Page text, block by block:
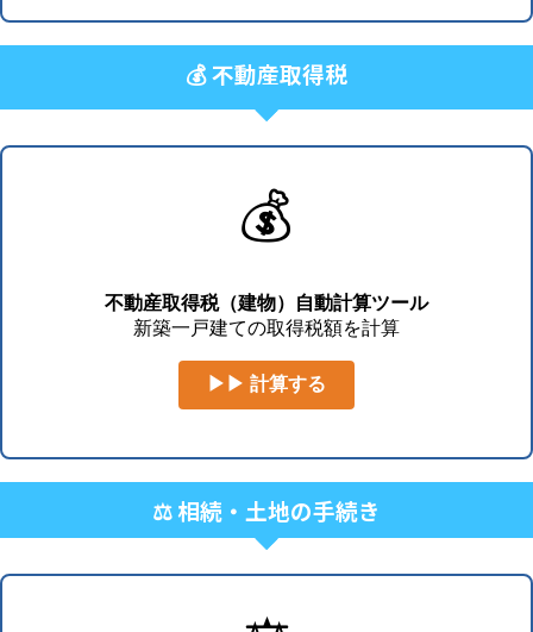
💰 不動産取得税
💰
不動産取得税（建物）自動計算ツール
新築一戸建ての取得税額を計算
▶▶ 計算する
⚖️ 相続・土地の手続き